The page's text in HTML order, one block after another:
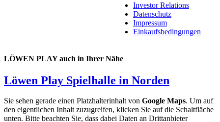
Investor Relations
Datenschutz
Impressum
Einkaufsbedingungen
LÖWEN PLAY auch in Ihrer Nähe
Löwen Play Spielhalle in Norden
Sie sehen gerade einen Platzhalterinhalt von Google Maps. Um auf
den eigentlichen Inhalt zuzugreifen, klicken Sie auf die Schaltfläche
unten. Bitte beachten Sie, dass dabei Daten an Drittanbieter